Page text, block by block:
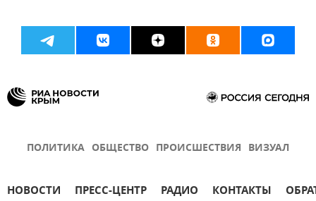
ПОЛИТИКА ОБЩЕСТВО ПРОИСШЕСТВИЯ ВИЗУАЛ
НОВОСТИ ПРЕСС-ЦЕНТР РАДИО КОНТАКТЫ